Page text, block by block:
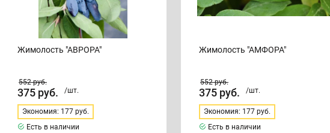
Жимолость "АВРОРА"
552руб.
375 руб. /шт.
Экономия: 177 руб.
Есть в наличии
Жимолость "АМФОРА"
552руб.
375 руб. /шт.
Экономия: 177 руб.
Есть в наличии